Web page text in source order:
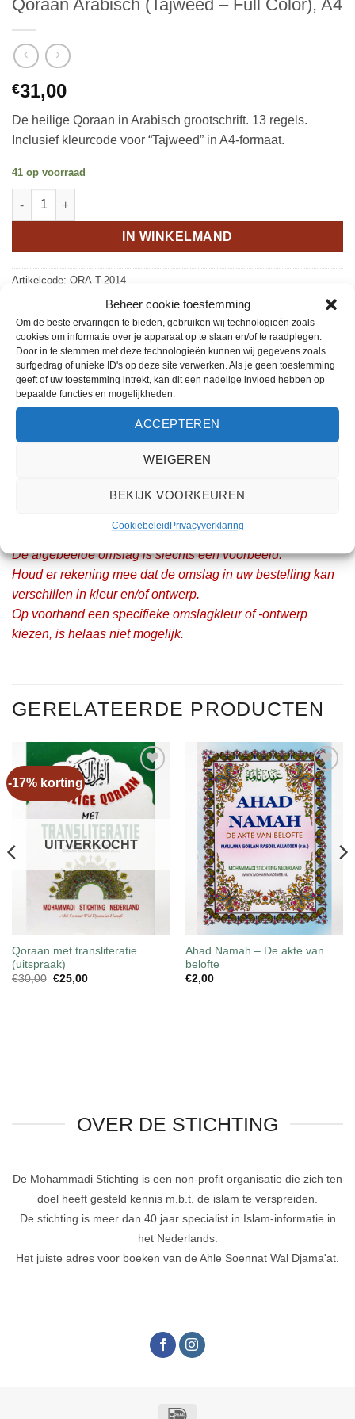
Beheer cookie toestemming
Om de beste ervaringen te bieden, gebruiken wij technologieën zoals
cookies om informatie over je apparaat op te slaan en/of te raadplegen.
Door in te stemmen met deze technologieën kunnen wij gegevens zoals
surfgedrag of unieke ID's op deze site verwerken. Als je geen toestemming
geeft of uw toestemming intrekt, kan dit een nadelige invloed hebben op
bepaalde functies en mogelijkheden.
ACCEPTEREN
WEIGEREN
BEKIJK VOORKEUREN
CookiebeleidPrivacyverklaring
Qoraan Arabisch (Tajweed – Full Color), A4
€31,00
De heilige Qoraan in Arabisch grootschrift. 13 regels.
Inclusief kleurcode voor “Tajweed” in A4-formaat.
41 op voorraad
Qoraan Arabisch (Tajweed - Full Color), A4 aantal
IN WINKELMAND
Artikelcode: QRA-T-2014
Trefwoorden: Arabisch, Kleur,Koran,Qoraan,Tajweed
De heilige Qoraan in Arabisch grootschrift. 13 regels.
De afgebeelde omslag is slechts een voorbeeld.
Houd er rekening mee dat de omslag in uw bestelling kan
verschillen in kleur en/of ontwerp.
Op voorhand een specifieke omslagkleur of -ontwerp
kiezen, is helaas niet mogelijk.
GERELATEERDE PRODUCTEN
-17% korting
Toevoegen
aan
wenslijst
UITVERKOCHT
Qoraan met transliteratie
(uitspraak)
€30,00 Oorspronkelijke
€25,00Huidige
Toevoegen
aan
wenslijst
Ahad Namah – De akte van
belofte
€2,00
OVER DE STICHTING
De Mohammadi Stichting is een non-profit organisatie die zich ten
doel heeft gesteld kennis m.b.t. de islam te verspreiden.
De stichting is meer dan 40 jaar specialist in Islam-informatie in
het Nederlands.
Het juiste adres voor boeken van de Ahle Soennat Wal Djama'at.